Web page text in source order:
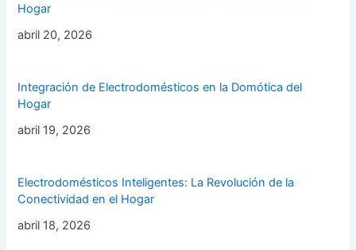
Hogar
abril 20, 2026
Integración de Electrodomésticos en la Domótica del
Hogar
abril 19, 2026
Electrodomésticos Inteligentes: La Revolución de la
Conectividad en el Hogar
abril 18, 2026